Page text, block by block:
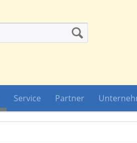
Service Partner